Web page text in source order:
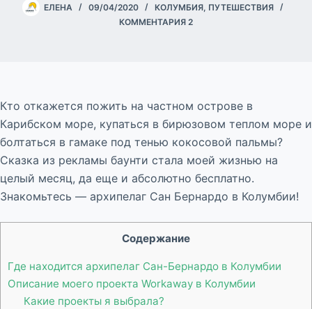
ЕЛЕНА 09/04/2020 КОЛУМБИЯ, ПУТЕШЕСТВИЯ
КОММЕНТАРИЯ 2
Кто откажется пожить на частном острове в
Карибском море, купаться в бирюзовом теплом море и
болтаться в гамаке под тенью кокосовой пальмы?
Сказка из рекламы баунти стала моей жизнью на
целый месяц, да еще и абсолютно бесплатно.
Знакомьтесь — архипелаг Сан Бернардо в Колумбии!
Содержание
Где находится архипелаг Сан-Бернардо в Колумбии
Описание моего проекта Workaway в Колумбии
Какие проекты я выбрала?